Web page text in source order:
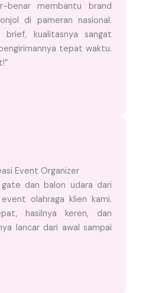
benar membantu brand
di pameran nasional.
brief, kualitasnya sangat
tepat waktu.
Event Organizer
dan balon udara dari
olahraga klien kami.
hasilnya keren, dan
lancar dari awal sampai